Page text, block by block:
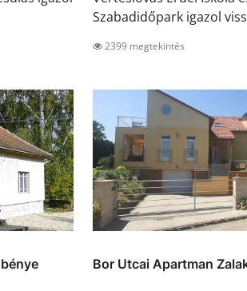
Szabadidőpark igazol
2399 megtekintés
Bor Utcai Apartman